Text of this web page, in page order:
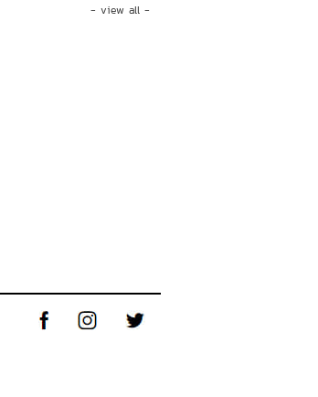
- view all -